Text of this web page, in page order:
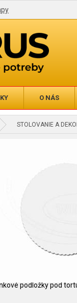
O NÁS
STOLOVANIE A
podložky pod